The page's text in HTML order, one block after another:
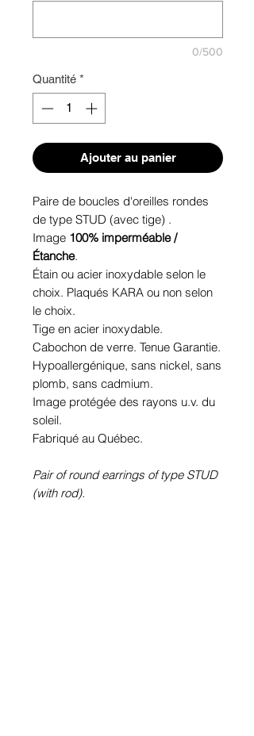
0/500
Quantité *
Ajouter au panier
Paire de boucles d'oreilles rondes
de type STUD (avec tige) .
Image 100% imperméable /
Étanche.
Étain ou acier inoxydable selon le
choix. Plaqués KARA ou non selon
le choix.
Tige en acier inoxydable.
Cabochon de verre. Tenue Garantie.
Hypoallergénique, sans nickel, sans
plomb, sans cadmium.
Image protégée des rayons u.v. du
soleil.
Fabriqué au Québec.
Pair of round earrings of type STUD
(with rod).